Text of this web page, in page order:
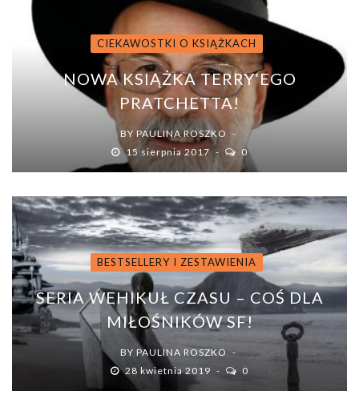
CIEKAWOSTKI O KSIĄŻKACH
NOWA KSIĄŻKA TERRY’EGO
PRATCHETTA!
BYPAULINA ROSZKO
15 sierpnia 2017
0
BESTSELLERY I ZESTAWIENIA
SERIA WEHIKUŁ CZASU – COŚ DLA
MIŁOŚNIKÓW SF!
BY PAULINA ROSZKO
28 kwietnia 2019
0